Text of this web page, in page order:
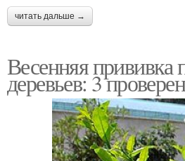
читать дальше →
Весенняя прививка
деревьев: 3